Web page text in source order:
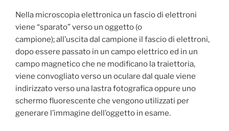
Nella microscopia elettronica un fascio di elettroni
viene “sparato” verso un oggetto (o
campione); all’uscita dal campione il fascio di elettroni,
dopo essere passato in un campo elettrico ed in un
campo magnetico che ne modificano la traiettoria,
viene convogliato verso un oculare dal quale viene
indirizzato verso una lastra fotografica oppure uno
schermo fluorescente che vengono utilizzati per
generare l’immagine dell’oggetto in esame.